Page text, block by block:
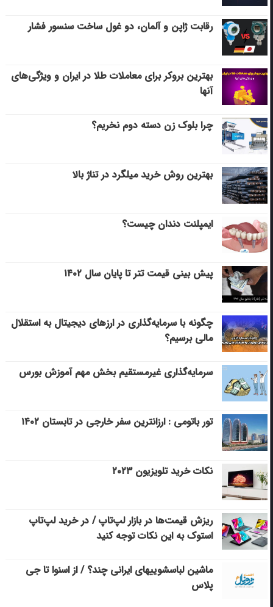
رقابت ژاپن و آلمان، دو غول ساخت سنسور فشار
بهترین بروکر برای معاملات طلا در ایران و ویژگی‌های
آنها
چرا بلوک زن دسته دوم نخریم؟
بهترین روش خرید میلگرد در تناژ بالا
ایمپلنت دندان چیست؟
پیش بینی قیمت تتر تا پایان سال ۱۴۰۲
چگونه با سرمایه‌گذاری در ارزهای دیجیتال به استقلال
مالی برسیم؟
سرمایه‌گذاری غیرمستقیم بخش مهم آموزش بورس
تور باتومی : ارزانترین سفر خارجی در تابستان ۱۴۰۲
نکات خرید تلویزیون ۲۰۲۳
ریزش قیمت‌ها در بازار لپ‌تاپ / در خرید لپ‌تاپ
استوک به این نکات توجه کنید
ماشین لباسشویی‎های ایرانی چند؟ / از اسنوا تا جی
پلاس